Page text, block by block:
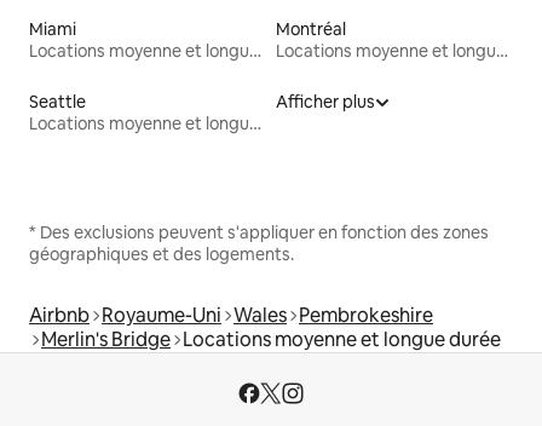
Miami
Locations moyenne et longue durée
Montréal
Locations moyenne et longue durée
Seattle
Locations moyenne et longue durée
Afficher plus
* Des exclusions peuvent s'appliquer en fonction des zones
géographiques et des logements.
Airbnb Royaume-Uni Wales Pembrokeshire
Merlin's Bridge Locations moyenne et longue durée